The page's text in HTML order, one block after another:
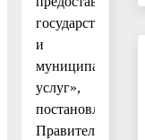
государственных
и
муниципальных
услуг»,
постановлением
Правительства